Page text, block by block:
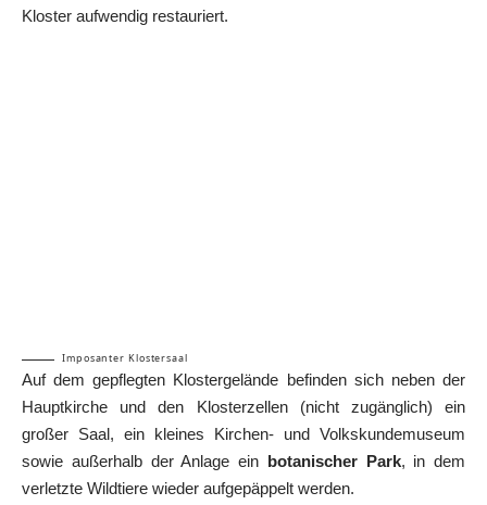
Kloster aufwendig restauriert.
Imposanter Klostersaal
Auf dem gepflegten Klostergelände befinden sich neben der
Hauptkirche und den Klosterzellen (nicht zugänglich) ein
großer Saal, ein kleines Kirchen- und Volkskundemuseum
sowie außerhalb der Anlage ein botanischer Park, in dem
verletzte Wildtiere wieder aufgepäppelt werden.